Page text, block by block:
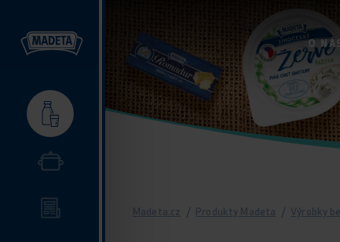
O
Madeta.cz / Produkty Madeta / Výrobky